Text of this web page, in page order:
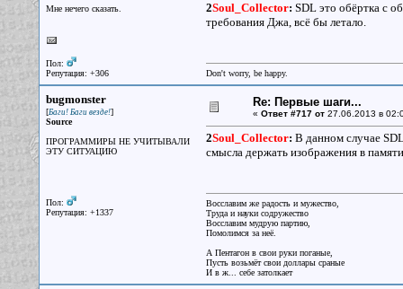
Мне нечего сказать.
Пол:
Репутация: +306
2Soul_Collector: SDL это обёртка с
требования Джа, всё бы летало.
Don't worry, be happy.
bugmonster
[Баги! Баги везде!]
Source
ПРОГРАММИРЫ НЕ УЧИТЫВАЛИ
ЭТУ СИТУАЦИЮ
Пол:
Репутация: +1337
Re: Первые шаги...
« Ответ #717 от27.06.2013 в
2Soul_Collector: В данном случае
смысла держать изображения в
Восславим же радость и мужество,
Труда и науки содружество
Восславим мудрую партию,
Помолимся за неё.
А Пентагон в свои руки поганые,
Пусть возьмёт свои доллары сраные
И в ж... себе затолкает